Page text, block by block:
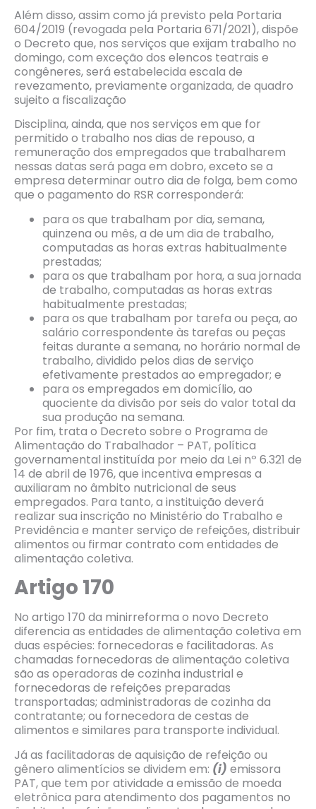
Além disso, assim como já previsto pela Portaria
604/2019 (revogada pela Portaria 671/2021), dispõe
o Decreto que, nos serviços que exijam trabalho no
domingo, com exceção dos elencos teatrais e
congêneres, será estabelecida escala de
revezamento, previamente organizada, de quadro
sujeito a fiscalização
Disciplina, ainda, que nos serviços em que for
permitido o trabalho nos dias de repouso, a
remuneração dos empregados que trabalharem
nessas datas será paga em dobro, exceto se a
empresa determinar outro dia de folga, bem como
que o pagamento do RSR corresponderá:
para os que trabalham por dia, semana,
quinzena ou mês, a de um dia de trabalho,
computadas as horas extras habitualmente
prestadas;
para os que trabalham por hora, a sua jornada
de trabalho, computadas as horas extras
habitualmente prestadas;
para os que trabalham por tarefa ou peça, ao
salário correspondente às tarefas ou peças
feitas durante a semana, no horário normal de
trabalho, dividido pelos dias de serviço
efetivamente prestados ao empregador; e
para os empregados em domicílio, ao
quociente da divisão por seis do valor total da
sua produção na semana.
Por fim, trata o Decreto sobre o Programa de
Alimentação do Trabalhador – PAT, política
governamental instituída por meio da Lei nº 6.321 de
14 de abril de 1976, que incentiva empresas a
auxiliaram no âmbito nutricional de seus
empregados. Para tanto, a instituição deverá
realizar sua inscrição no Ministério do Trabalho e
Previdência e manter serviço de refeições, distribuir
alimentos ou firmar contrato com entidades de
alimentação coletiva.
Artigo 170
No artigo 170 da minirreforma o novo Decreto
diferencia as entidades de alimentação coletiva em
duas espécies: fornecedoras e facilitadoras. As
chamadas fornecedoras de alimentação coletiva
são as operadoras de cozinha industrial e
fornecedoras de refeições preparadas
transportadas; administradoras de cozinha da
contratante; ou fornecedora de cestas de
alimentos e similares para transporte individual.
Já as facilitadoras de aquisição de refeição ou
gênero alimentícios se dividem em: (i) emissora
PAT, que tem por atividade a emissão de moeda
eletrônica para atendimento dos pagamentos no